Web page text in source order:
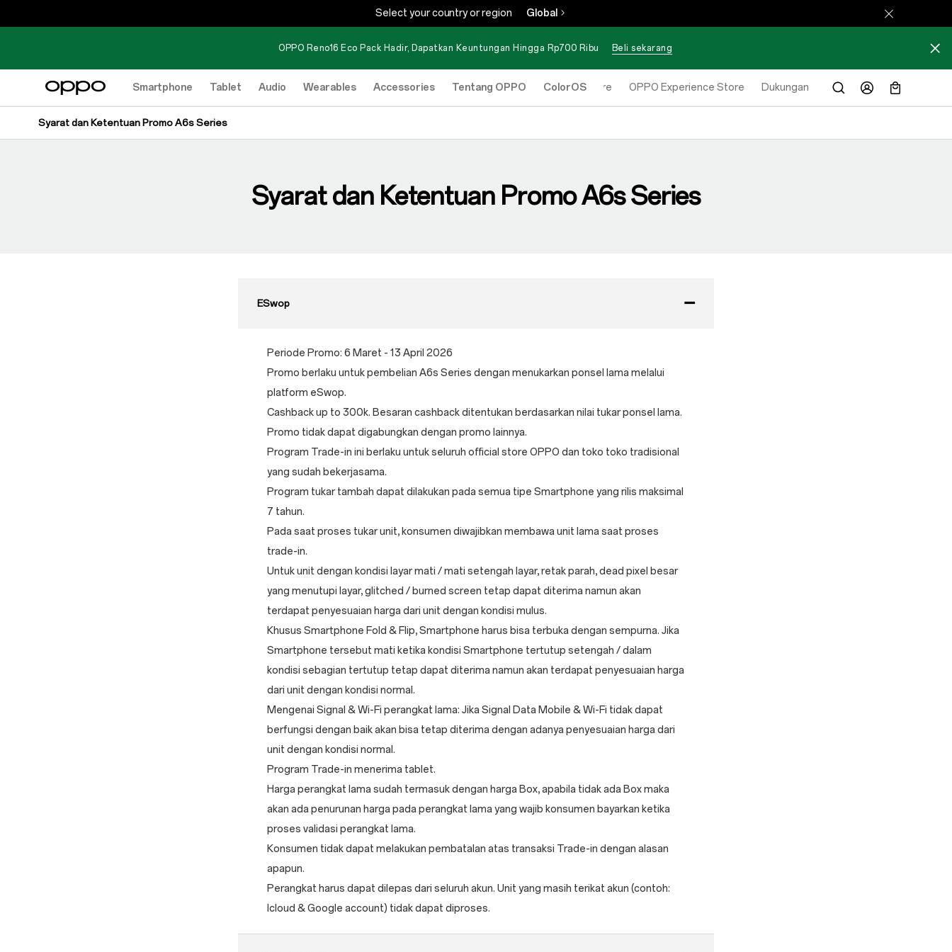
Select your country or region Global
OPPO Reno16 Eco Pack Hadir, Dapatkan Keuntungan Hingga Rp700 Ribu Beli sekarang
Smartphone Tablet Audio Wearables Accessories Tentang OPPO ColorOS
Online Store OPPO Experience Store Dukungan
Syarat dan Ketentuan Promo A6s Series
Syarat dan Ketentuan Promo A6s Series
ESwop −
Periode Promo: 6 Maret - 13 April 2026
Promo berlaku untuk pembelian A6s Series dengan menukarkan ponsel lama melalui
platform eSwop.
Cashback up to 300k. Besaran cashback ditentukan berdasarkan nilai tukar ponsel lama.
Promo tidak dapat digabungkan dengan promo lainnya.
Program Trade-in ini berlaku untuk seluruh official store OPPO dan toko toko tradisional
yang sudah bekerjasama.
Program tukar tambah dapat dilakukan pada semua tipe Smartphone yang rilis maksimal
7 tahun.
Pada saat proses tukar unit, konsumen diwajibkan membawa unit lama saat proses
trade-in.
Untuk unit dengan kondisi layar mati / mati setengah layar, retak parah, dead pixel besar
yang menutupi layar, glitched / burned screen tetap dapat diterima namun akan
terdapat penyesuaian harga dari unit dengan kondisi mulus.
Khusus Smartphone Fold & Flip, Smartphone harus bisa terbuka dengan sempurna. Jika
Smartphone tersebut mati ketika kondisi Smartphone tertutup setengah / dalam
kondisi sebagian tertutup tetap dapat diterima namun akan terdapat penyesuaian harga
dari unit dengan kondisi normal.
Mengenai Signal & Wi-Fi perangkat lama: Jika Signal Data Mobile & Wi-Fi tidak dapat
berfungsi dengan baik akan bisa tetap diterima dengan adanya penyesuaian harga dari
unit dengan kondisi normal.
Program Trade-in menerima tablet.
Harga perangkat lama sudah termasuk dengan harga Box, apabila tidak ada Box maka
akan ada penurunan harga pada perangkat lama yang wajib konsumen bayarkan ketika
proses validasi perangkat lama.
Konsumen tidak dapat melakukan pembatalan atas transaksi Trade-in dengan alasan
apapun.
Perangkat harus dapat dilepas dari seluruh akun. Unit yang masih terikat akun (contoh:
Icloud & Google account) tidak dapat diproses.